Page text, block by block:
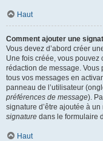
Haut
Comment ajouter une
Vous devez d’abord créer
Une fois créée, vous pouvez
rédaction de message.
tous vos messages en
panneau de l’utilisateur
préférences de message).
signature d’être ajoutée à
signature dans le formulaire
Haut